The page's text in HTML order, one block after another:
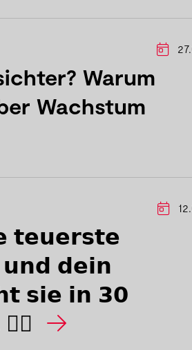
Warum
Wachstum
𝘁𝗲𝘂𝗲𝗿𝘀𝘁𝗲
𝗱𝗲𝗶𝗻
𝘀𝗶𝗲 𝗶𝗻 𝟯𝟬